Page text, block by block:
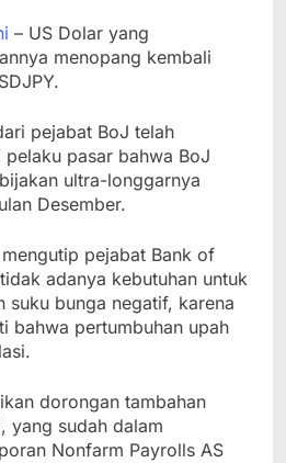
– US Dolar yang
menopang kembali
pejabat BoJ telah
pasar bahwa BoJ
ultra-longgarnya
Desember.
pejabat Bank of
adanya kebutuhan untuk
suku bunga negatif, karena
bahwa pertumbuhan upah
dorongan tambahan
yang sudah dalam
Nonfarm Payrolls AS